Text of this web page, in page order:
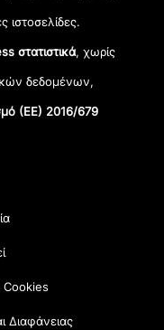
ιστοσελίδες.
στατιστικά, χωρίς
δεδομένων,
(ΕΕ) 2016/679
Cookies
Διαφάνειας